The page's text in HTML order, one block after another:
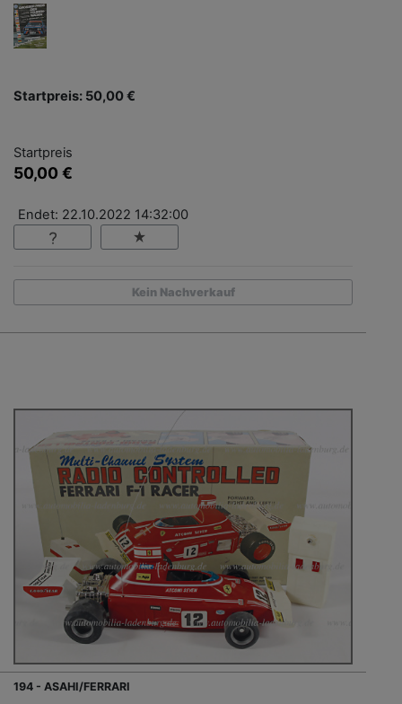
Startpreis: 50,00 €
Startpreis
50,00 €
Endet: 22.10.2022 14:32:00
Kein Nachverkauf
194 - ASAHI/FERRARI